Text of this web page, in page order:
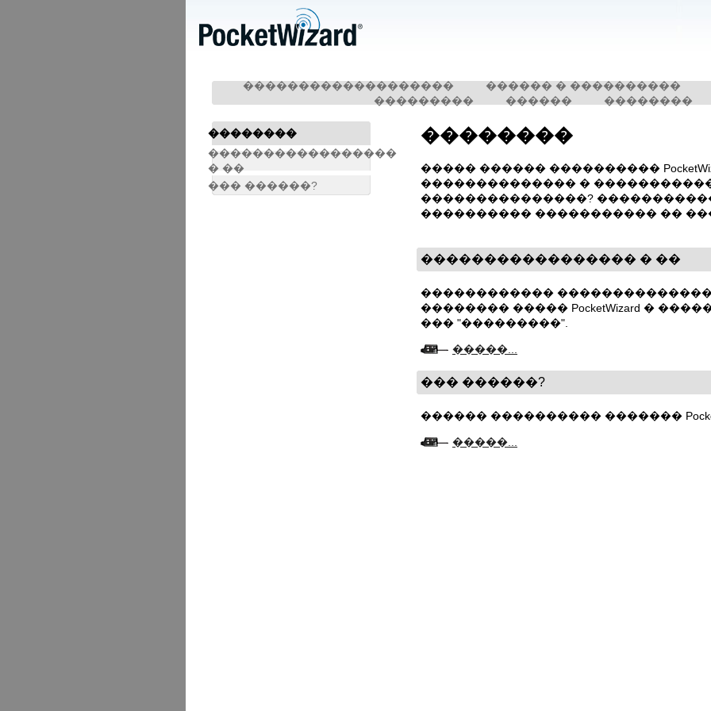
������������������� ������ � ����������
���������
������ ��������
��������
�����������������
� ��
��� ������?
��������
����� ������ ����������
�������������� �
���������������?
���������� ����������� ��
����������������� � ��
������������
�������� ����� PocketWizard �
��� "���������".
�����...
��� ������?
������ ���������� �������
�����...